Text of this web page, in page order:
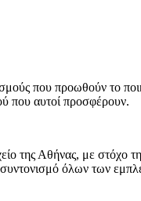
που προωθούν το
που αυτοί προσφέρουν.
της Αθήνας, με στόχο
όλων των